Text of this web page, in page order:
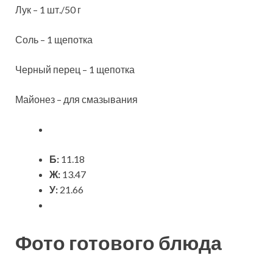
Лук – 1 шт./50 г
Соль – 1 щепотка
Черный перец – 1 щепотка
Майонез – для смазывания
Б: 11.18
Ж: 13.47
У: 21.66
Фото готового блюда